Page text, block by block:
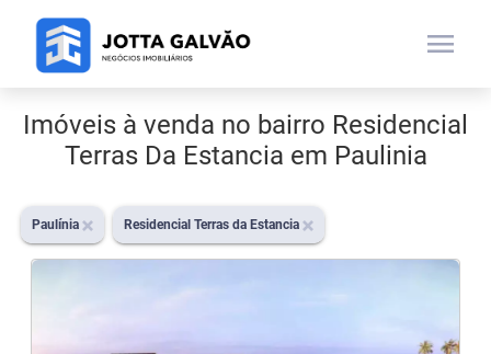
menu
Imóveis à venda no bairro Residencial
Terras Da Estancia em Paulinia
Paulínia Residencial Terras da Estancia